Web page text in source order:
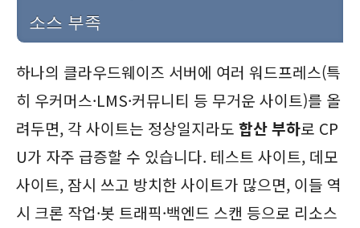
소스 부족
하나의 클라우드웨이즈 서버에 여러 워드프레스(특
히 우커머스·LMS·커뮤니티 등 무거운 사이트)를 올
려두면, 각 사이트는 정상일지라도 합산 부하로 CP
U가 자주 급증할 수 있습니다. 테스트 사이트, 데모
사이트, 잠시 쓰고 방치한 사이트가 많으면, 이들 역
시 크론 작업·봇 트래픽·백엔드 스캔 등으로 리소스